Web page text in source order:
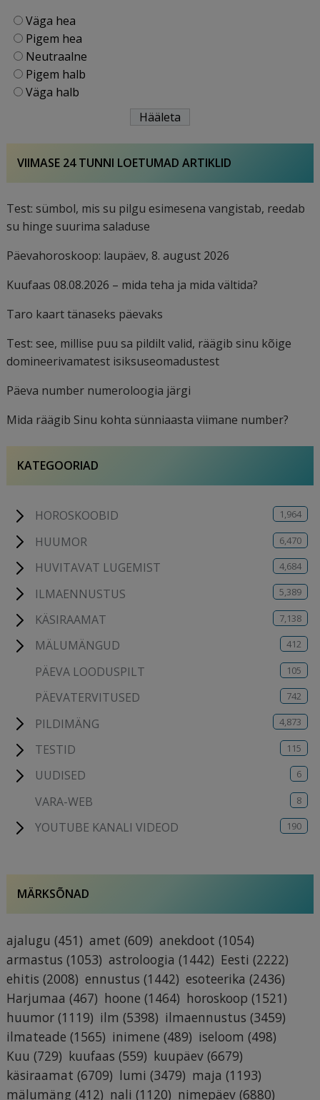
Väga hea
Pigem hea
Neutraalne
Pigem halb
Väga halb
VIIMASE 24 TUNNI LOETUMAD ARTIKLID
Test: sümbol, mis su pilgu esimesena vangistab, reedab
su hinge suurima saladuse
Päevahoroskoop: laupäev, 8. august 2026
Kuufaas 08.08.2026 – mida teha ja mida vältida?
Taro kaart tänaseks päevaks
Test: see, millise puu sa pildilt valid, räägib sinu kõige
domineerivamatest isiksuseomadustest
Päeva number numeroloogia järgi
Mida räägib Sinu kohta sünniaasta viimane number?
KATEGOORIAD
HOROSKOOBID 1,964
HUUMOR 6,470
HUVITAVAT LUGEMIST 4,684
ILMAENNUSTUS 5,389
KÄSIRAAMAT 7,138
MÄLUMÄNGUD 412
PÄEVA LOODUSPILT 105
PÄEVATERVITUSED 742
PILDIMÄNG 4,873
TESTID 115
UUDISED 6
VARA-WEB 8
YOUTUBE KANALI VIDEOD 190
MÄRKSÕNAD
ajalugu (451) amet (609) anekdoot (1054)
armastus (1053) astroloogia (1442) Eesti (2222)
ehitis (2008) ennustus (1442) esoteerika (2436)
Harjumaa (467) hoone (1464) horoskoop (1521)
huumor (1119) ilm (5398) ilmaennustus (3459)
ilmateade (1565) inimene (489) iseloom (498)
Kuu (729) kuufaas (559) kuupäev (6679)
käsiraamat (6709) lumi (3479) maja (1193)
mälumäng (412) nali (1120) nimepäev (6880)